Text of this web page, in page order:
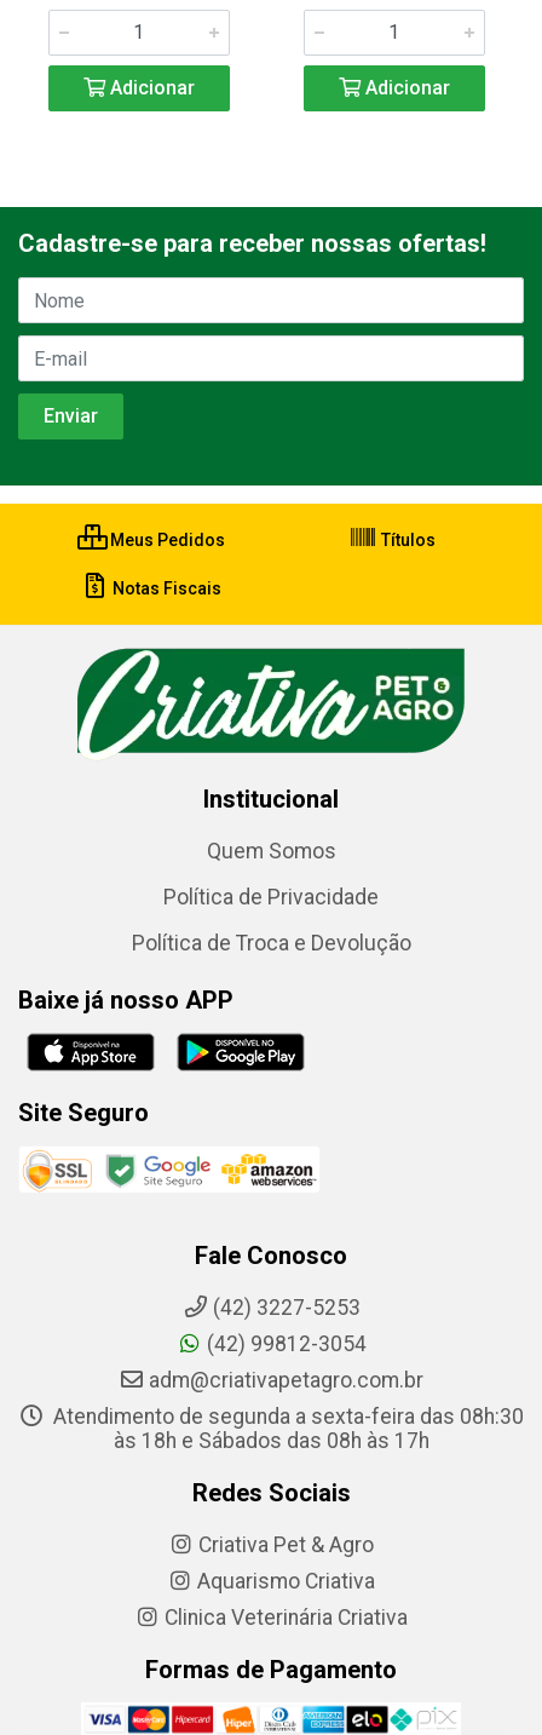
Adicionar Adicionar
Cadastre-se para receber nossas ofertas!
Meus Pedidos Títulos
Notas Fiscais
Institucional
Quem Somos
Política de Privacidade
Política de Troca e Devolução
Baixe já nosso APP
Site Seguro
Fale Conosco
(42) 3227-5253
(42) 99812-3054
adm@criativapetagro.com.br
Atendimento de segunda a sexta-feira das 08h:30
às 18h e Sábados das 08h às 17h
Redes Sociais
Criativa Pet & Agro
Aquarismo Criativa
Clinica Veterinária Criativa
Formas de Pagamento